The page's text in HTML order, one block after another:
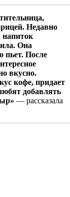
Недавно
напиток
Она
пьет. После
вкусно.
кофе, придает
добавлять
— рассказала